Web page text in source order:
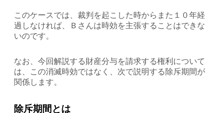
このケースでは、裁判を起こした時からまた１０年経
過しなければ、Ｂさんは時効を主張することはできな
いのです。
なお、今回解説する財産分与を請求する権利について
は、この消滅時効ではなく、次で説明する除斥期間が
関係します。
除斥期間とは